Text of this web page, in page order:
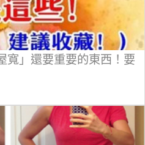
寬」還要重要的東西！要